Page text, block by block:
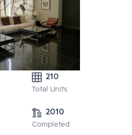
210
Total Units
2010
Completed